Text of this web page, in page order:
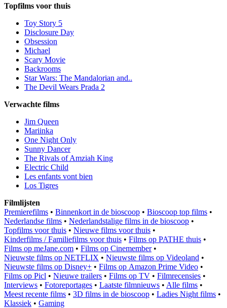
Topfilms voor thuis
Toy Story 5
Disclosure Day
Obsession
Michael
Scary Movie
Backrooms
Star Wars: The Mandalorian and..
The Devil Wears Prada 2
Verwachte films
Jim Queen
Mariinka
One Night Only
Sunny Dancer
The Rivals of Amziah King
Electric Child
Les enfants vont bien
Los Tigres
Filmlijsten
Premierefilms • Binnenkort in de bioscoop • Bioscoop top films •
Nederlandse films • Nederlandstalige films in de bioscoop •
Topfilms voor thuis • Nieuwe films voor thuis •
Kinderfilms / Familiefilms voor thuis • Films op PATHE thuis •
Films op meJane.com • Films op Cinemember•
Nieuwste films op NETFLIX • Nieuwste films op Videoland •
Nieuwste films op Disney+ • Films op Amazon Prime Video •
Films op Picl • Nieuwe trailers • Films op TV • Filmrecensies •
Interviews • Fotoreportages • Laatste filmnieuws • Alle films •
Meest recente films • 3D films in de bioscoop • Ladies Night films •
Klassiek • Gaming